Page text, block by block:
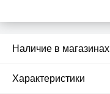
Наличие в магазинах
Характеристики